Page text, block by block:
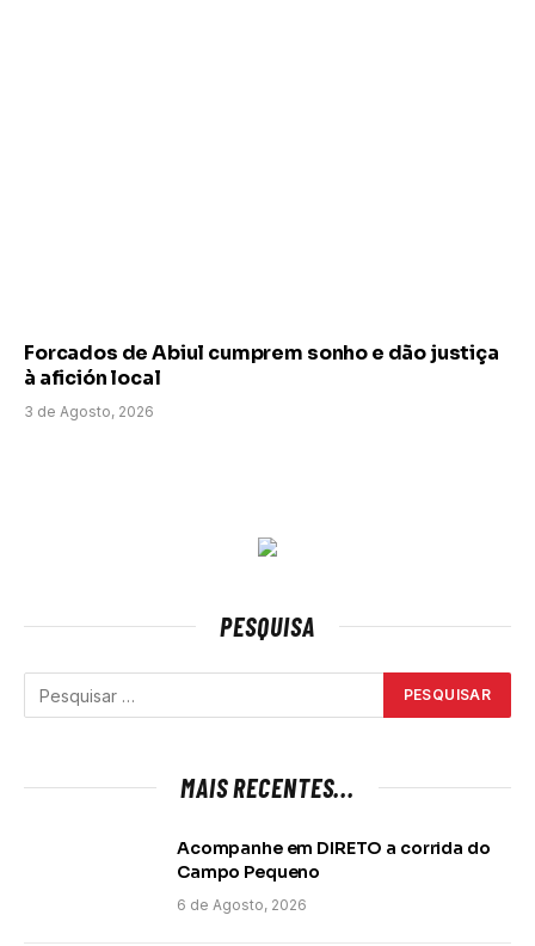
Forcados de Abiul cumprem sonho e dão justiça
à afición local
3 de Agosto, 2026
PESQUISA
MAIS RECENTES...
Acompanhe em DIRETO a corrida do
Campo Pequeno
6 de Agosto, 2026